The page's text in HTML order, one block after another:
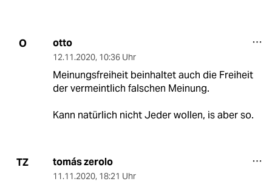
O otto
12.11.2020, 10:36 Uhr
Meinungsfreiheit beinhaltet auch die Freiheit
der vermeintlich falschen Meinung.
Kann natürlich nicht Jeder wollen, is aber so.
TZ tomás zerolo
11.11.2020, 18:21 Uhr